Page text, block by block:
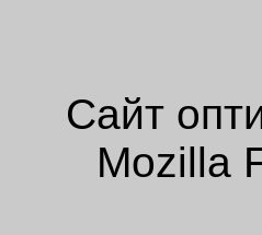
Сайт
Mozilla